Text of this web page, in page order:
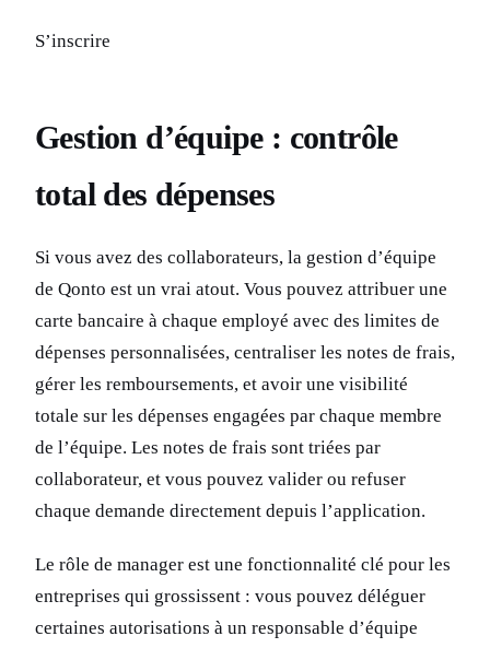
S’inscrire
Gestion d’équipe : contrôle
total des dépenses
Si vous avez des collaborateurs, la gestion d’équipe
de Qonto est un vrai atout. Vous pouvez attribuer une
carte bancaire à chaque employé avec des limites de
dépenses personnalisées, centraliser les notes de frais,
gérer les remboursements, et avoir une visibilité
totale sur les dépenses engagées par chaque membre
de l’équipe. Les notes de frais sont triées par
collaborateur, et vous pouvez valider ou refuser
chaque demande directement depuis l’application.
Le rôle de manager est une fonctionnalité clé pour les
entreprises qui grossissent : vous pouvez déléguer
certaines autorisations à un responsable d’équipe